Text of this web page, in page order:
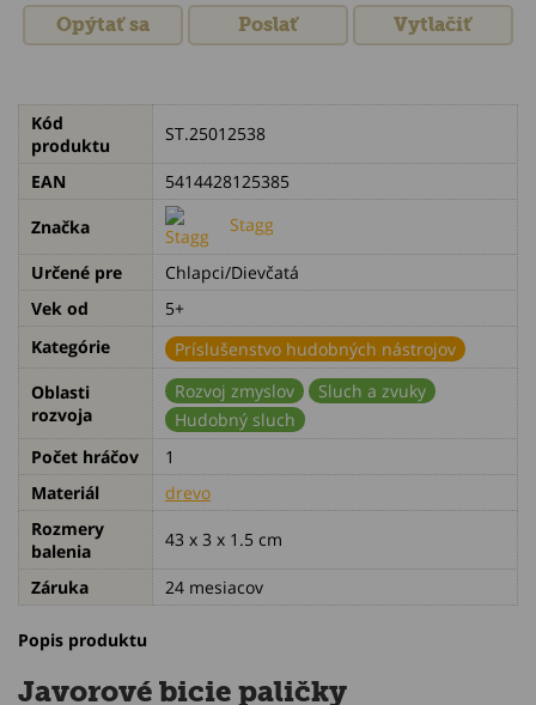
Opýtať sa Poslať Vytlačiť
Kód
produktu
ST.25012538
EAN
5414428125385
Značka
Stagg
Určené pre
Chlapci/Dievčatá
Vek od
5+
Kategórie
Príslušenstvo hudobných nástrojov
Oblasti
rozvoja
Rozvoj zmyslov
Sluch a zvuky
Hudobný sluch
Počet hráčov
1
Materiál
drevo
Rozmery
balenia
43 x 3 x 1.5 cm
Záruka 24 mesiacov
Popis produktu
Javorové bicie paličky